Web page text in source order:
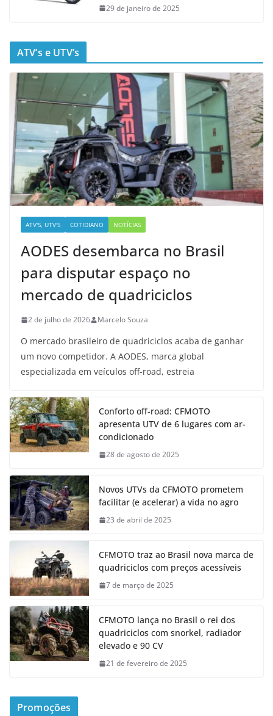
29 de janeiro de 2025
ATV’s e UTV’s
ATV'S, UTV'S COTIDIANO NOTÍCIAS
AODES desembarca no Brasil
para disputar espaço no
mercado de quadriciclos
2 de julho de 2026 Marcelo Souza
O mercado brasileiro de quadriciclos acaba de ganhar
um novo competidor. A AODES, marca global
especializada em veículos off-road, estreia
Conforto off-road: CFMOTO
apresenta UTV de 6 lugares com ar-
condicionado
28 de agosto de 2025
Novos UTVs da CFMOTO prometem
facilitar (e acelerar) a vida no agro
23 de abril de 2025
CFMOTO traz ao Brasil nova marca de
quadriciclos com preços acessíveis
7 de março de 2025
CFMOTO lança no Brasil o rei dos
quadriciclos com snorkel, radiador
elevado e 90 CV
21 de fevereiro de 2025
Promoções